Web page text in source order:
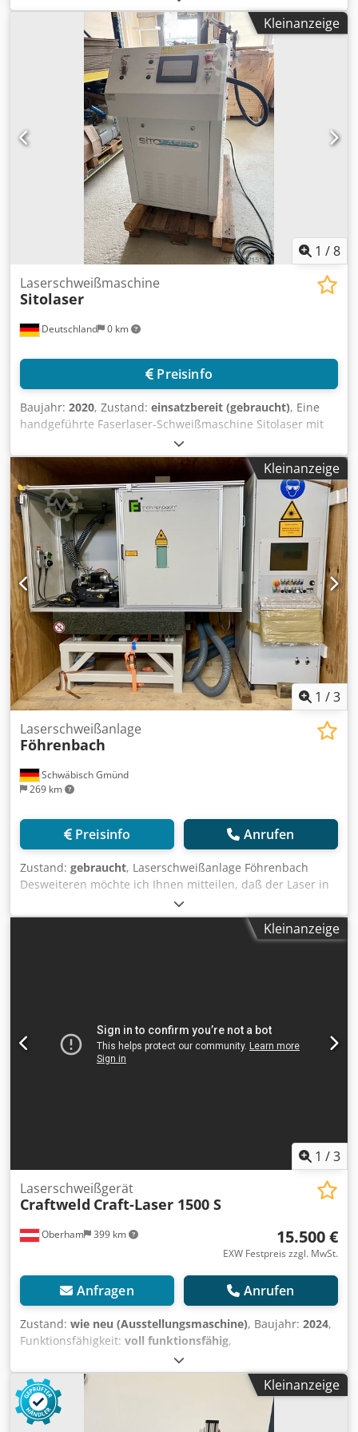
Schnittstelle mit Hardwareüberwachungsfunktion
Dcedpszlqt Nofx Anijk Lampenschalter Industrie-Controller
Kondensatorbank
unserer Einschätzung nach in einem Dcedpfx Aszbvn
Eenisk neuwertigen Zustand. Technische Merkmale: -
Verschweißen von eingepressten Einzelteilen in der
Kühlplatte - Faserlaser mit 3000W Leistung - Pneutische
Ansaugung der Kühlplatte inkl. Drehvorrichtung -
Siemens-Steuerung Zubehör, abgebildete Werkzeuge und
Spannmittel gehören nur zum Lieferumfang wenn dies in
den Zusatzinformationen vermerkt ist. Aenderungen und
Irrtuemer in den technischen Daten und Angaben sowie
Zwischenverkauf vorbehalten!
Kleinanzeige
1 /8
Deutschland 0 km
Laserschweißmaschine
Sitolaser
Preisinfo
Baujahr: 2020, Zustand: einsatzbereit (gebraucht), Eine
handgeführte Faserlaser-Schweißmaschine Sitolaser mit
einer Reycus-Laserquelle steht zur Verfügung.
Laserleistung: 1000W, Kühlung: Wasser, Schweißleistung
Stahl/Kupfer/Aluminium: 4mm/2mm/2mm, min.
Blechstärke: 0,2mm, Wellenlänge: 1080nm.
Maschinendimensionen X/Y/Z: ca.
1200mm/650mm/1200mm, Gewicht: ca. 250kg. Inklusive
verschiedener Düsen aus Kupfer, Ersatzlinsen und
Schwerlastrollen für die Mobilität. Die Position ist ein
Vorführgerät mit wenigen Betriebsstunden.
Dokumentation vorhanden. Eine Besichtigung vor Ort ist
möglich. Dcodpfx Aezfaarjniok
Kleinanzeige
1 /3
Schwäbisch Gmünd
269 km
Laserschweißanlage
Föhrenbach
Preisinfo Anrufen
Zustand: gebraucht, Laserschweißanlage Föhrenbach
Desweiteren möchte ich Ihnen mitteilen, daß der Laser in
2 Holzkisten zur Überschiffung eingelagert ist.
Datenblätter als PDF vorhanden. gesamte Datenpacket (4
Ordner) Wie schon gesagt, da es sich um eineKleinanzeige
1 /3
Oberham 399 km
Laserschweißgerät
Craftweld Craft-Laser 1500 S
15.500 €
EXW Festpreis zzgl. MwSt.
Anfragen Anrufen
Zustand: wie neu (Ausstellungsmaschine), Baujahr: 2024,
Funktionsfähigkeit: voll funktionsfähig,
Maschinen-/Fahrzeugnummer:
Eingangsstroms:Drehstrom, Eingangsspannung:230 V,
Gesamtgewicht:
Luft
Laserleistung:
1.080 mm
Dauerleistung:
1.500 kW (2.039,43 PS)
, Ausstattung:
Kleinanzeige